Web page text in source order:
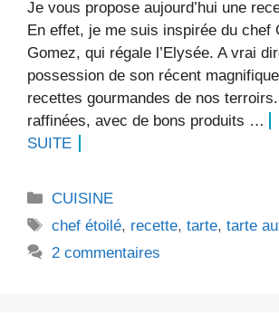
Je vous propose aujourd’hui une
En effet, je me suis inspirée du chef
Gomez, qui régale l’Elysée. A vrai
possession de son récent
recettes gourmandes de nos
raffinées, avec de bons produits …
SUITE
Catégories
CUISINE
Étiquettes
chef étoilé, recette,tarte,tarte
2 commentaires